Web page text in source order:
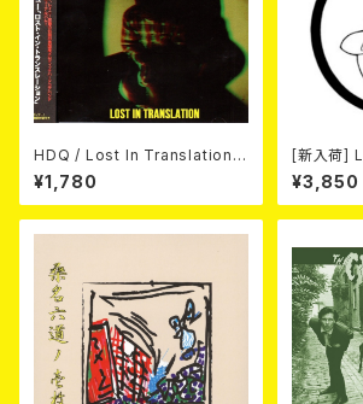
HDQ / Lost In Translation
CD
¥1,780
[新入荷]
USSY
¥3,850